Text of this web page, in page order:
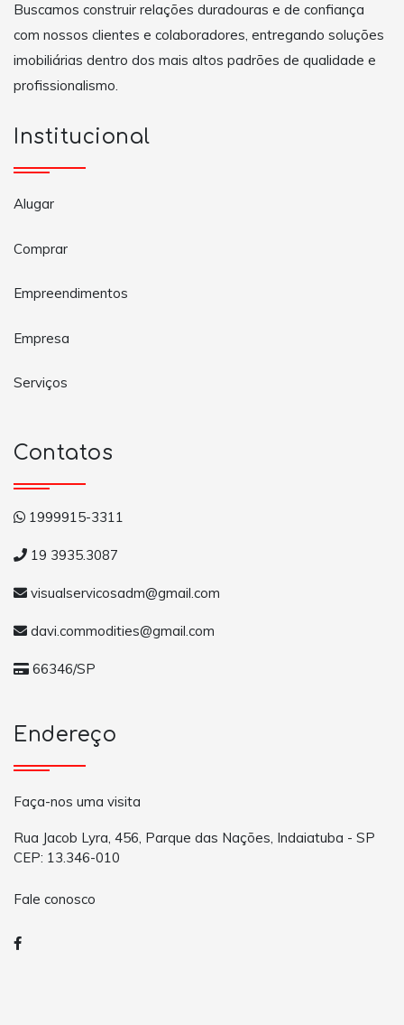
Buscamos construir relações duradouras e de confiança
com nossos clientes e colaboradores, entregando soluções
imobiliárias dentro dos mais altos padrões de qualidade e
profissionalismo.
Institucional
Alugar
Comprar
Empreendimentos
Empresa
Serviços
Contatos
1999915-3311
19 3935.3087
visualservicosadm@gmail.com
davi.commodities@gmail.com
66346/SP
Endereço
Faça-nos uma visita
Rua Jacob Lyra, 456, Parque das Nações, Indaiatuba - SP
CEP: 13.346-010
Fale conosco